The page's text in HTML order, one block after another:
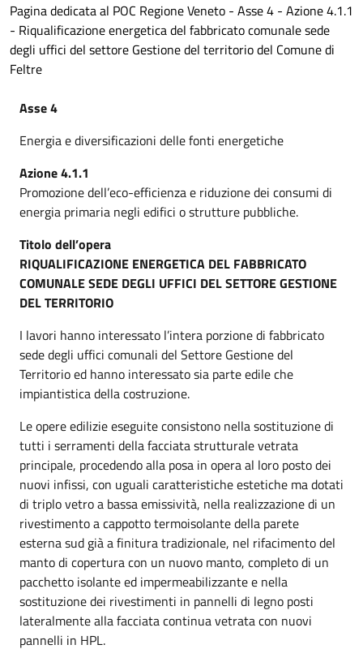
Pagina dedicata al POC Regione Veneto - Asse 4 - Azione 4.1.1
- Riqualificazione energetica del fabbricato comunale sede
degli uffici del settore Gestione del territorio del Comune di
Feltre
Asse 4
Energia e diversificazioni delle fonti energetiche
Azione 4.1.1
Promozione dell’eco-efficienza e riduzione dei consumi di
energia primaria negli edifici o strutture pubbliche.
Titolo dell’opera
RIQUALIFICAZIONE ENERGETICA DEL FABBRICATO
COMUNALE SEDE DEGLI UFFICI DEL SETTORE GESTIONE
DEL TERRITORIO
I lavori hanno interessato l’intera porzione di fabbricato
sede degli uffici comunali del Settore Gestione del
Territorio ed hanno interessato sia parte edile che
impiantistica della costruzione.
Le opere edilizie eseguite consistono nella sostituzione di
tutti i serramenti della facciata strutturale vetrata
principale, procedendo alla posa in opera al loro posto dei
nuovi infissi, con uguali caratteristiche estetiche ma dotati
di triplo vetro a bassa emissività, nella realizzazione di un
rivestimento a cappotto termoisolante della parete
esterna sud già a finitura tradizionale, nel rifacimento del
manto di copertura con un nuovo manto, completo di un
pacchetto isolante ed impermeabilizzante e nella
sostituzione dei rivestimenti in pannelli di legno posti
lateralmente alla facciata continua vetrata con nuovi
pannelli in HPL.